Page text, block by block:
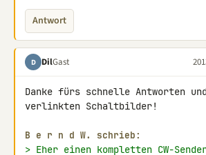
Antwort
D DilGast
Danke fürs schnelle Antworten
verlinkten Schaltbilder!
B e r n d W. schrieb:
> Eher einen kompletten CW-